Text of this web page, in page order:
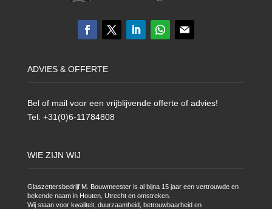
ADVIES & OFFERTE
Bel of mail voor een vrijblijvende offerte of advies!
Tel: +31(0)6-11784808
WIE ZIJN WIJ
Glaszettersbedrijf M. Bouwmeester is al bijna 15 jaar een vertrouwde en
bekende naam in Houten, Utrecht en omstreken.
Wij staan voor kwaliteit, duurzaamheid, betrouwbaarheid en